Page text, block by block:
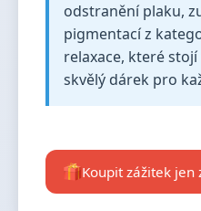
odstranění plaku,
pigmentací z
relaxace, které stojí
skvělý dárek pro
Koupit zážitek jen